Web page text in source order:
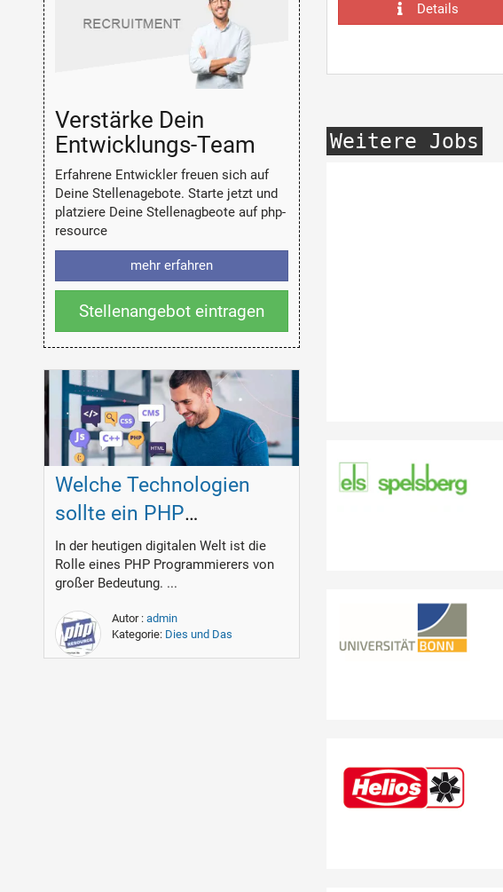
Details
Weitere Jobs
Verstärke Dein
Entwicklungs-Team
Erfahrene Entwickler freuen sich auf
Deine Stellenagebote. Starte jetzt und
platziere Deine Stellenagbeote auf php-
resource
mehr erfahren
Stellenangebot eintragen
Welche Technologien
sollte ein PHP
Programmierer
beherrschen?
In der heutigen digitalen Welt ist die
Rolle eines PHP Programmierers von
großer Bedeutung. ...
Autor : admin
Kategorie: Dies und Das